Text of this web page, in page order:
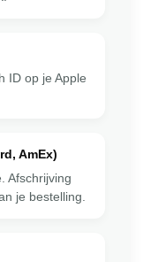
ID op je Apple
AmEx)
Afschrijving
je bestelling.